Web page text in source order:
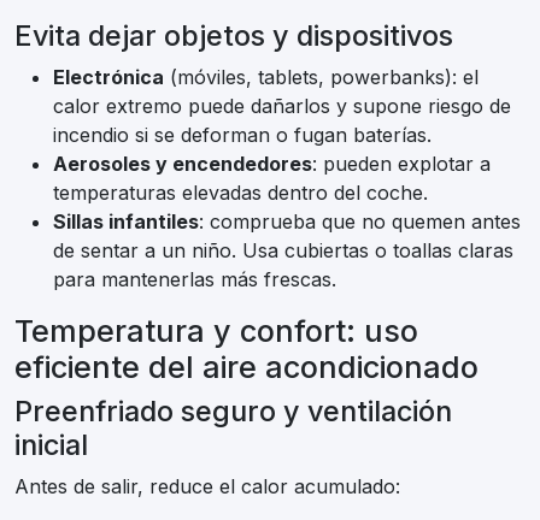
Evita dejar objetos y dispositivos
Electrónica (móviles, tablets, powerbanks): el
calor extremo puede dañarlos y supone riesgo de
incendio si se deforman o fugan baterías.
Aerosoles y encendedores: pueden explotar a
temperaturas elevadas dentro del coche.
Sillas infantiles: comprueba que no quemen antes
de sentar a un niño. Usa cubiertas o toallas claras
para mantenerlas más frescas.
Temperatura y confort: uso
eficiente del aire acondicionado
Preenfriado seguro y ventilación
inicial
Antes de salir, reduce el calor acumulado: